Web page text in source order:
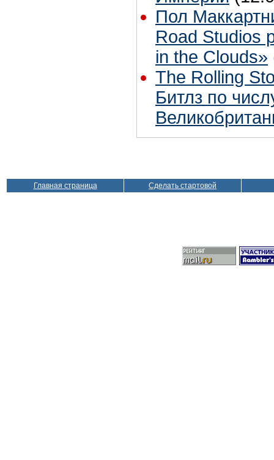
Пол
Road Studios
in the Clouds»
The Rolling
Битлз по
Главная страница Сделать стартовой